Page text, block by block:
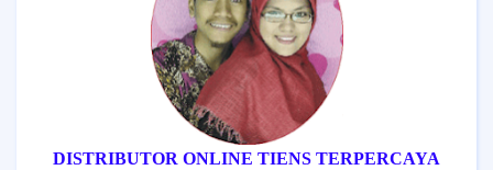
DISTRIBUTOR ONLINE TIENS TERPERCAYA